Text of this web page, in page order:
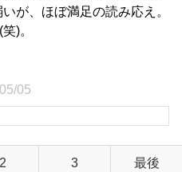
が、ほぼ満足の読み応え。
)。
05
2 3 最後